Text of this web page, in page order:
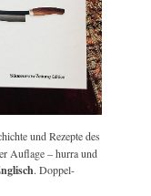
und Rezepte des
Auflage – hurra und
. Doppel-